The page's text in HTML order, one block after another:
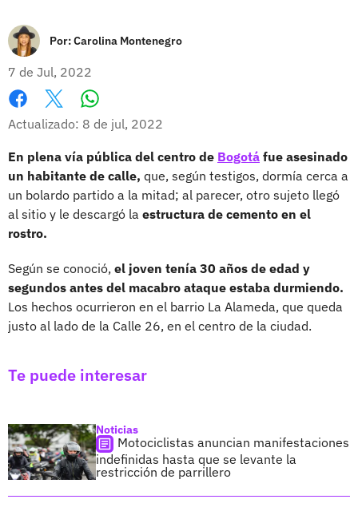
Por:Carolina Montenegro
7 de Jul, 2022
Facebook
X
Actualizado: 8 de jul, 2022
En plena vía pública del centro de Bogotá fue asesinado
un habitante de calle, que, según testigos, dormía cerca a
un bolardo partido a la mitad; al parecer, otro sujeto llegó
al sitio y le descargó la estructura de cemento en el
rostro.
Según se conoció, el joven tenía 30 años de edad y
segundos antes del macabro ataque estaba durmiendo.
Los hechos ocurrieron en el barrio La Alameda, que queda
justo al lado de la Calle 26, en el centro de la ciudad.
Te puede interesar
Noticias
Motociclistas anuncian manifestaciones
indefinidas hasta que se levante la
restricción de parrillero